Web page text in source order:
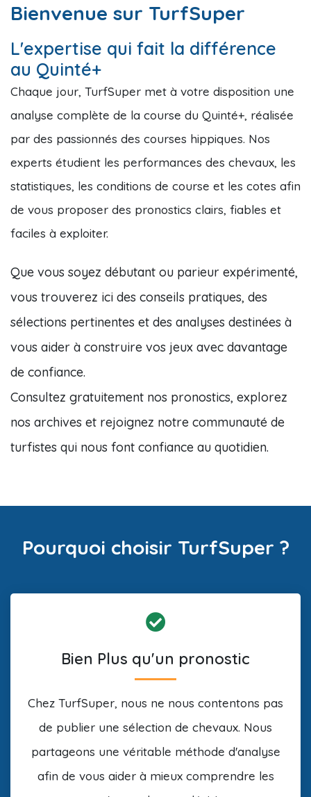
Bienvenue sur TurfSuper
L'expertise qui fait la différence
au Quinté+
Chaque jour, TurfSuper met à votre disposition une
analyse complète de la course du Quinté+, réalisée
par des passionnés des courses hippiques. Nos
experts étudient les performances des chevaux, les
statistiques, les conditions de course et les cotes afin
de vous proposer des pronostics clairs, fiables et
faciles à exploiter.
Que vous soyez débutant ou parieur expérimenté,
vous trouverez ici des conseils pratiques, des
sélections pertinentes et des analyses destinées à
vous aider à construire vos jeux avec davantage
de confiance.
Consultez gratuitement nos pronostics, explorez
nos archives et rejoignez notre communauté de
turfistes qui nous font confiance au quotidien.
Pourquoi choisir TurfSuper ?
Bien Plus qu'un pronostic
Chez TurfSuper, nous ne nous contentons pas
de publier une sélection de chevaux. Nous
partageons une véritable méthode d'analyse
afin de vous aider à mieux comprendre les